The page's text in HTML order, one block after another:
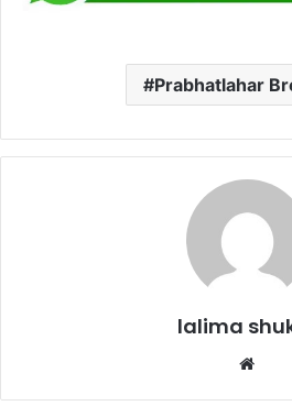
Prabhatlahar
lalima